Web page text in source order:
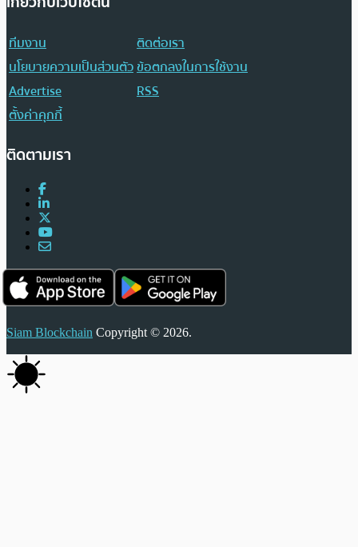
ทีมงาน
ติดต่อเรา
นโยบายความเป็นส่วนตัวข้อตกลงในการใช้งาน
Advertise
RSS
ตั้งค่าคุกกี้
ติดตามเรา
Siam Blockchain Copyright © 2026.